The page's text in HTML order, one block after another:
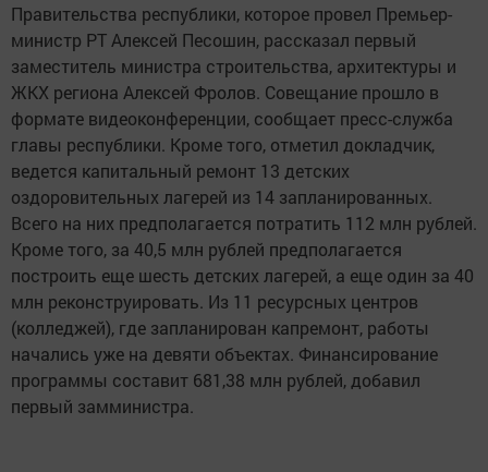
Правительства республики, которое провел Премьер-
министр РТ Алексей Песошин, рассказал первый
заместитель министра строительства, архитектуры и
ЖКХ региона Алексей Фролов. Совещание прошло в
формате видеоконференции, сообщает пресс-служба
главы республики. Кроме того, отметил докладчик,
ведется капитальный ремонт 13 детских
оздоровительных лагерей из 14 запланированных.
Всего на них предполагается потратить 112 млн рублей.
Кроме того, за 40,5 млн рублей предполагается
построить еще шесть детских лагерей, а еще один за 40
млн реконструировать. Из 11 ресурсных центров
(колледжей), где запланирован капремонт, работы
начались уже на девяти объектах. Финансирование
программы составит 681,38 млн рублей, добавил
первый замминистра.